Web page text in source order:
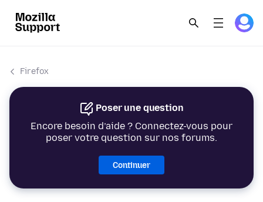
Firefox
Poser une question
Encore besoin d’aide ? Connectez-vous pour
poser votre question sur nos forums.
Continuer